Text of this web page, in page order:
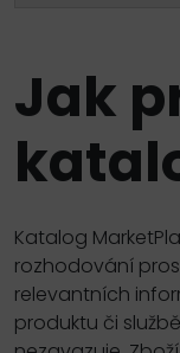
Jak
Katalog
rozhodování
relevantních
produktu či